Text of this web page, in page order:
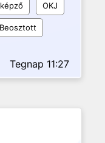
OKJ
Beosztott
Tegnap 11:27